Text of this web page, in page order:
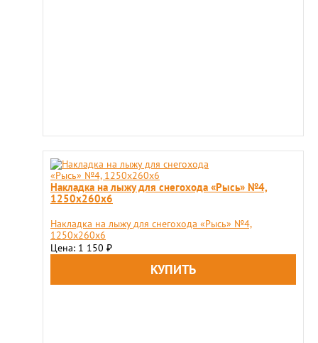
Накладка на лыжу для снегохода «Рысь» №4,
1250x260x6
Накладка на лыжу для снегохода «Рысь» №4,
1250x260x6
Цена: 1 150 ₽